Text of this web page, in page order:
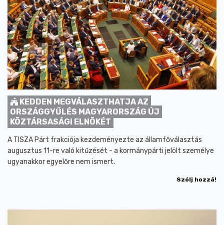
KEDDEN MEGVÁLASZTHATJA AZ
ORSZÁGGYŰLÉS MAGYARORSZÁG ÚJ
KÖZTÁRSASÁGI ELNÖKÉT
A TISZA Párt frakciója kezdeményezte az államfőválasztás
augusztus 11-re való kitűzését - a kormánypárti jelölt személye
ugyanakkor egyelőre nem ismert.
Szólj hozzá!